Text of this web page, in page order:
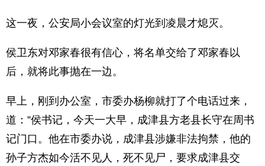
这一夜，公安局小会议室的灯光到凌晨才熄灭。
侯卫东对邓家春很有信心，将名单交给了邓家春以
后，就将此事抛在一边。
早上，刚到办公室，市委办杨柳就打了个电话过来，
道：”侯书记，今天一大早，成津县方老县长守在周书
记门口。他在市委办说，成津县涉嫌非法拘禁，他的
孙子方杰如今活不见人，死不见尸，要求成津县交